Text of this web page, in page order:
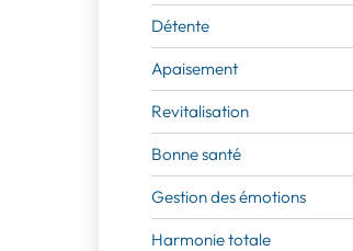
Détente
Apaisement
Revitalisation
Bonne santé
Gestion des émotions
Harmonie totale